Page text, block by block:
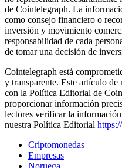
de Cointelegraph. La
como consejo financiero o
inversión y movimiento
responsabilidad de cada
de tomar una decisión de
Cointelegraph está
y transparente. Este artículo
con la Política Editorial de
proporcionar información
lectores verificar la
nuestra Política Editorial
Criptomonedas
Empresas